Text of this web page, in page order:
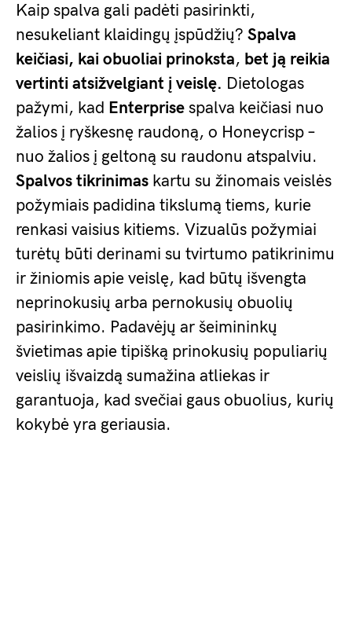
Kaip spalva gali padėti pasirinkti,
nesukeliant klaidingų įspūdžių? Spalva
keičiasi, kai obuoliai prinoksta, bet ją reikia
vertinti atsižvelgiant į veislę. Dietologas
pažymi, kad Enterprise spalva keičiasi nuo
žalios į ryškesnę raudoną, o Honeycrisp –
nuo žalios į geltoną su raudonu atspalviu.
Spalvos tikrinimas kartu su žinomais veislės
požymiais padidina tikslumą tiems, kurie
renkasi vaisius kitiems. Vizualūs požymiai
turėtų būti derinami su tvirtumo patikrinimu
ir žiniomis apie veislę, kad būtų išvengta
neprinokusių arba pernokusių obuolių
pasirinkimo. Padavėjų ar šeimininkų
švietimas apie tipišką prinokusių populiarių
veislių išvaizdą sumažina atliekas ir
garantuoja, kad svečiai gaus obuolius, kurių
kokybė yra geriausia.